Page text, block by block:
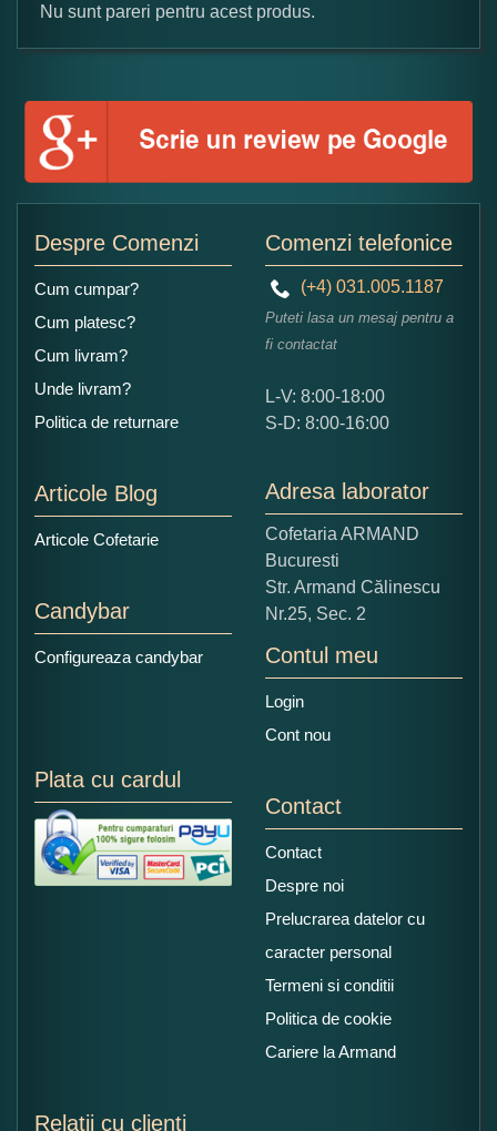
Formular pareri client
Numele dumneavoastra:
Ce nota acordati acestui produs?
5
Copiati alaturi numarul din imagine:
Nu sunt pareri pentru acest produs.
Despre Comenzi
Cum cumpar?
Cum platesc?
Cum livram?
Unde livram?
Politica de returnare
Articole Blog
Articole Cofetarie
Candybar
Configureaza candybar
Comenzi telefonice
(+4) 031.005.1187
Puteti lasa un mesaj pentru a
fi contactat
L-V: 8:00-18:00
S-D: 8:00-16:00
Adresa laborator
Cofetaria ARMAND
Bucuresti
Str. Armand Călinescu
Nr.25, Sec. 2
Contul meu
Login
Cont nou
Plata cu cardul
Contact
Contact
Despre noi
Prelucrarea datelor cu
caracter personal
Termeni si conditii
Politica de cookie
Cariere la Armand
Relatii cu clienti